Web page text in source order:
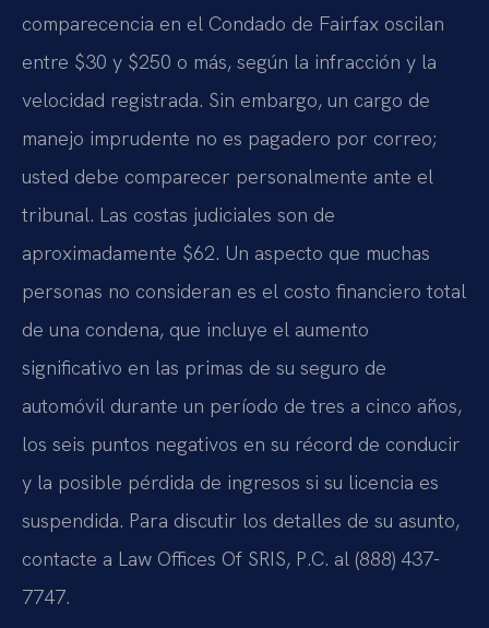
comparecencia en el Condado de Fairfax oscilan
entre $30 y $250 o más, según la infracción y la
velocidad registrada. Sin embargo, un cargo de
manejo imprudente no es pagadero por correo;
usted debe comparecer personalmente ante el
tribunal. Las costas judiciales son de
aproximadamente $62. Un aspecto que muchas
personas no consideran es el costo financiero total
de una condena, que incluye el aumento
significativo en las primas de su seguro de
automóvil durante un período de tres a cinco años,
los seis puntos negativos en su récord de conducir
y la posible pérdida de ingresos si su licencia es
suspendida. Para discutir los detalles de su asunto,
contacte a Law Offices Of SRIS, P.C. al (888) 437-
7747.